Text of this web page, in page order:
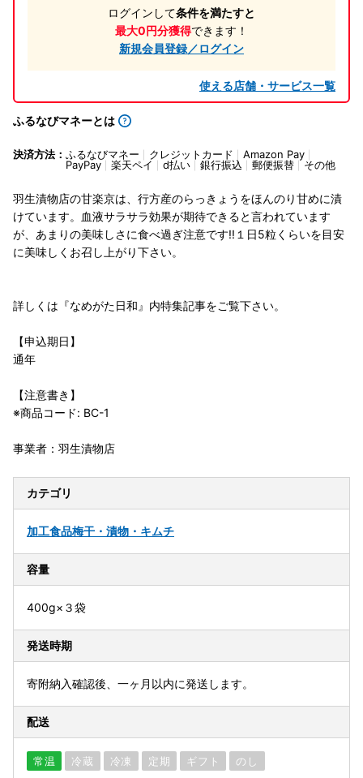
ログインして条件を満たすと
最大0円分獲得できます！
新規会員登録／ログイン
使える店舗・サービス一覧
ふるなびマネーとは
決済方法： ふるなびマネー クレジットカード
Amazon Pay
PayPay
楽天ペイ d払い 銀行振込 郵便振替 その他
羽生漬物店の甘楽京は、行方産のらっきょうをほんのり甘めに漬
けています。血液サラサラ効果が期待できると言われています
が、あまりの美味しさに食べ過ぎ注意です!!１日5粒くらいを目安
に美味しくお召し上がり下さい。
詳しくは『なめがた日和』内特集記事をご覧下さい。
【申込期日】
通年
【注意書き】
※商品コード: BC-1
事業者：羽生漬物店
カテゴリ
加工食品梅干・漬物・キムチ
容量
400g×３袋
発送時期
寄附納入確認後、一ヶ月以内に発送します。
配送
常温 冷蔵 冷凍 定期 ギフト のし